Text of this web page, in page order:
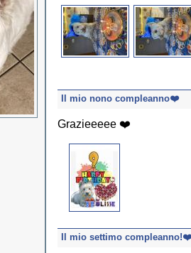
Il mio nono compleanno❤️
Grazieeeee ❤️
Il mio settimo compleanno!❤️